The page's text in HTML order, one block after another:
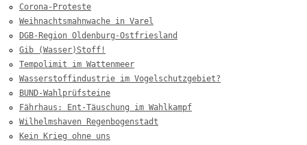
Corona-Proteste
Weihnachtsmahnwache in Varel
DGB-Region Oldenburg-Ostfriesland
Gib (Wasser)Stoff!
Tempolimit im Wattenmeer
Wasserstoffindustrie im Vogelschutzgebiet?
BUND-Wahlprüfsteine
Fährhaus: Ent-Täuschung im Wahlkampf
Wilhelmshaven Regenbogenstadt
Kein Krieg ohne uns